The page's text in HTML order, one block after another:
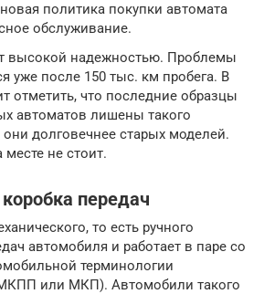
политика покупки автомата
обслуживание.
высокой надежностью. Проблемы
уже после 150 тыс. км пробега. В
отметить, что последние образцы
автоматов лишены такого
они долговечнее старых моделей.
месте не стоит.
передач
то есть ручного
автомобиля и работает в паре со
терминологии
или МКП). Автомобили такого